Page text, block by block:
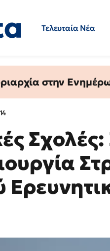
Τελευταία Νέα
στην